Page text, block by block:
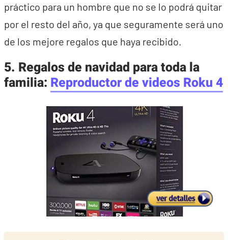
práctico para un hombre que no se lo podrá quitar
por el resto del año, ya que seguramente será uno
de los mejore regalos que haya recibido.
5. Regalos de navidad para toda la
familia: Reproductor de videos Roku 4